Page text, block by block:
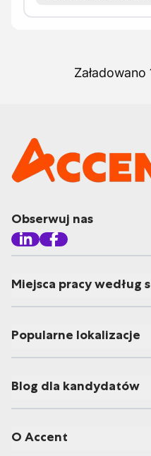
Obserwuj nas
Miejsca pracy według
Popularne lokalizacje
Blog dla kandydatów
O Accent